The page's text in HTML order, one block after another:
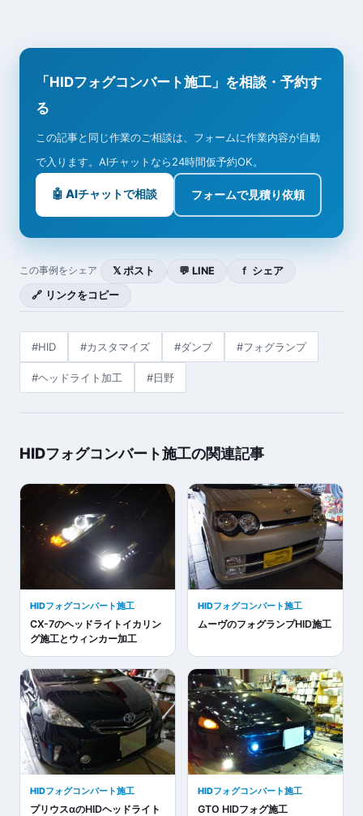
「HIDフォグコンバート施工」を相談・予約す
る
この記事と同じ作業のご相談は、フォームに作業内容が自動
で入ります。AIチャットなら24時間仮予約OK。
🤖 AIチャットで相談 フォームで見積り依頼
この事例をシェア 𝕏 ポスト 💬 LINE
ｆ シェア
🔗 リンクをコピー
#HID #カスタマイズ #ダンプ #フォグランプ
#ヘッドライト加工 #日野
HIDフォグコンバート施工の関連記事
HIDフォグコンバート施工
CX-7のヘッドライトイカリン
グ施工とウィンカー加工
HIDフォグコンバート施工
ムーヴのフォグランプHID施工
HIDフォグコンバート施工
プリウスαのHIDヘッドライト
HIDフォグコンバート施工
GTO HIDフォグ施工